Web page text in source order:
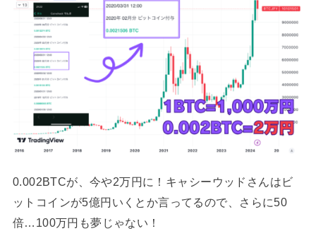
0.002BTCが、今や2万円に！キャシーウッドさんはビ
ットコインが5億円いくとか言ってるので、さらに50
倍…100万円も夢じゃない！